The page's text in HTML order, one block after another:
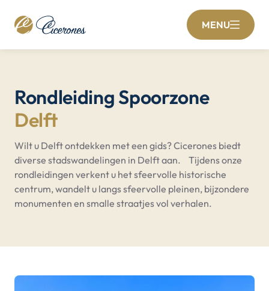
MENU
Rondleiding Spoorzone
Delft
Wilt u Delft ontdekken met een gids? Cicerones biedt
diverse stadswandelingen in Delft aan. Tijdens onze
rondleidingen verkent u het sfeervolle historische
centrum, wandelt u langs sfeervolle pleinen, bijzondere
monumenten en smalle straatjes vol verhalen.